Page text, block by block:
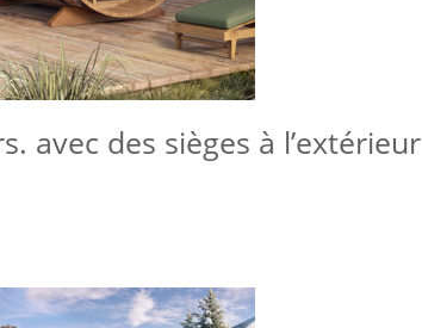
avec des sièges à l’extérieur